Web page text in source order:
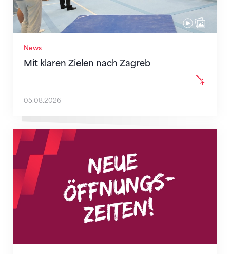
News
Mit klaren Zielen nach Zagreb
05.08.2026
Neue Empfangszeiten ab 1. August 2026